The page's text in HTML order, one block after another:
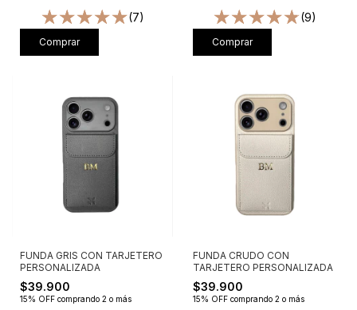
(7)
Comprar
(9)
Comprar
FUNDA GRIS CON TARJETERO
PERSONALIZADA
$39.900
15% OFF comprando 2 o más
FUNDA CRUDO CON
TARJETERO PERSONALIZADA
$39.900
15% OFF comprando 2 o más